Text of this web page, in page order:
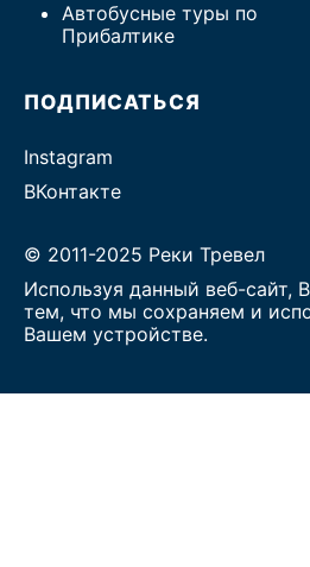
Автобусные туры по
Прибалтике
ПОДПИСАТЬСЯ
Instagram
ВКонтакте
© 2011-2025 Реки Тревел
Используя данный веб-сайт,
тем, что мы сохраняем и
Вашем устройстве.